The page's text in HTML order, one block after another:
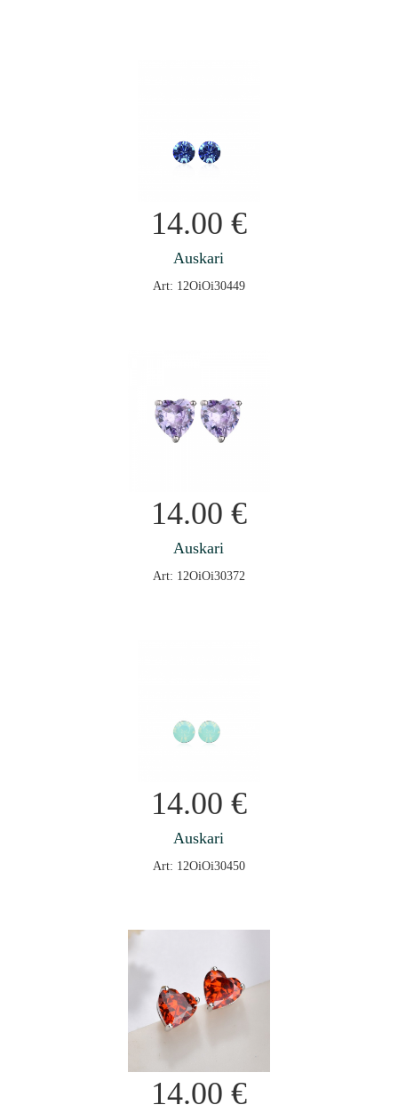
14.00 €
Auskari
Art: 12OiOi30449
14.00 €
Auskari
Art: 12OiOi30372
14.00 €
Auskari
Art: 12OiOi30450
14.00 €